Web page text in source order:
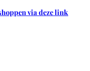
via deze link